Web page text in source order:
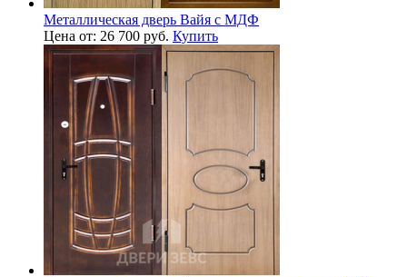
Металлическая дверь Вайя с МДФ
Цена от: 26 700 руб. Купить